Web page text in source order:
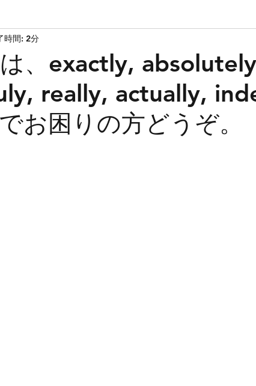
光 英語 語彙 ボキ
英語 英検 英検二次試験 TOEIC
語 季節もの 大学入試 高校入試
、exactly,
really, actually,
お困りの方どうぞ。
時間: 2分